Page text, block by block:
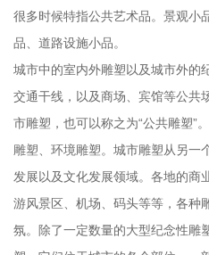
很多时候特指公共艺术品。景观小
品、道路设施小品。
城市中的室内外雕塑以及城市外的
交通干线，以及商场、宾馆等公共
市雕塑，也可以称之为“公共雕塑”
雕塑、环境雕塑。城市雕塑从另一
发展以及文化发展领域。各地的商
游风景区、机场、码头等等，各种
氛。除了一定数量的大型纪念性雕